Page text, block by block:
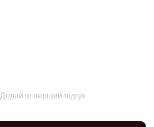
Додайте перший відгук